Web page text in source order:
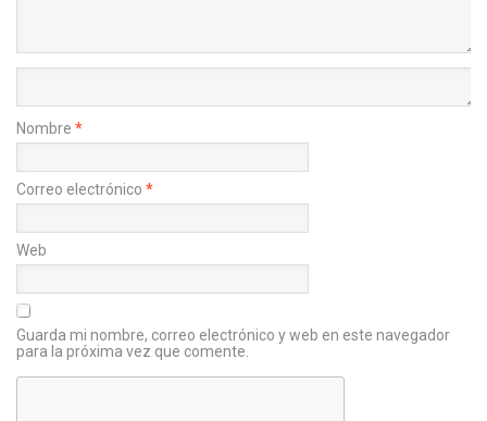
Nombre *
Correo electrónico *
Web
Guarda mi nombre, correo electrónico y web en este navegador
para la próxima vez que comente.